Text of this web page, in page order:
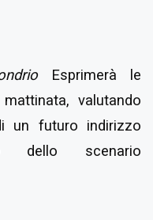
Esprimerà le
valutando
un futuro indirizzo
dello scenario